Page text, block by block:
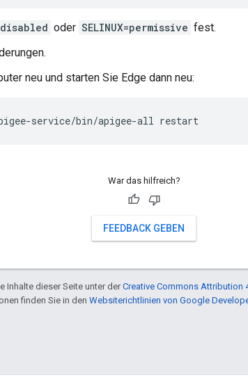
oder SELINUX=permissive fest.
neu und starten Sie Edge dann neu:
service/bin/apigee-all restart
War das hilfreich?
FEEDBACK GEBEN
Inhalte dieser Seite unter derCreative Commons Attribution
finden Sie in den Websiterichtlinien von Google